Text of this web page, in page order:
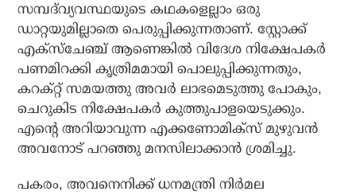
സമ്പദ്‌വ്യവസ്ഥയുടെ കഥകളെല്ലാം ഒരു
ഡാറ്റയുമില്ലാതെ പെരുപ്പിക്കുന്നതാണ്. സ്റ്റോക്ക്
എക്‌സ്‌ചേഞ്ച് ആണെങ്കില്‍ വിദേശ നിക്ഷേപകര്‍
പണമിറക്കി കൃത്രിമമായി പൊലുപ്പിക്കുന്നതും,
കറക്റ്റ് സമയത്തു അവര്‍ ലാഭമെടുത്തു പോകും,
ചെറുകിട നിക്ഷേപകര്‍ കുത്തുപാളയെടുക്കും.
എന്റെ അറിയാവുന്ന എക്കണോമിക്‌സ് മുഴുവന്‍
അവനോട് പറഞ്ഞു മനസിലാക്കാന്‍ ശ്രമിച്ചു.
പകരം, അവനെനിക്ക് ധനമന്ത്രി നിര്‍മല